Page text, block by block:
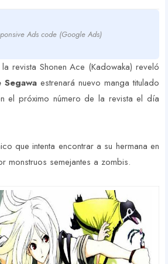
Ads code (Google Ads)
revista Shonen Ace (Kadowaka) reveló
Segawa estrenará nuevo manga titulado
el próximo número de la revista el día
que intenta encontrar a su hermana en
monstruos semejantes a zombis.